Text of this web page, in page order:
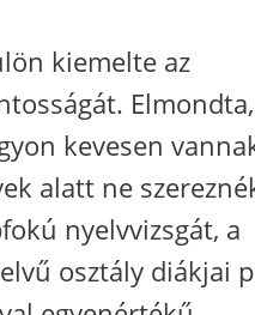
kiemelte az
Elmondta,
kevesen
alatt ne
nyelvvizsgát, a
osztály diákjai